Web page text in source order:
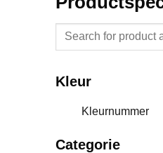
Kleur
Kleurnummer
Categorie